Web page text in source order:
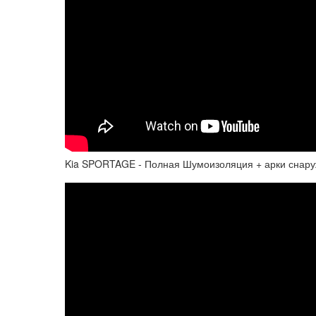
Kia SPORTAGE - Полная Шумоизоляция + арки